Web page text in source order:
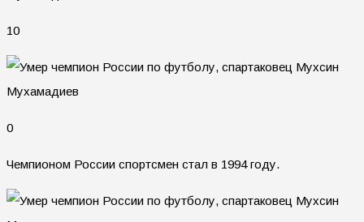
10
0
Чемпионом России спортсмен стал в 1994 году.